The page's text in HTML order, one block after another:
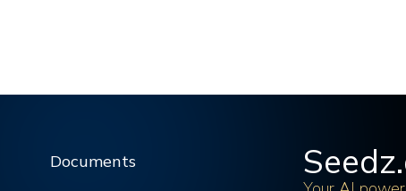
Documents